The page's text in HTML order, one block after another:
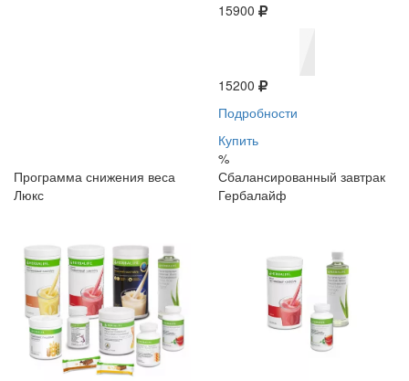
15900
15200
Подробности
Купить
%
Программа снижения веса
Люкс
Сбалансированный завтрак
Гербалайф